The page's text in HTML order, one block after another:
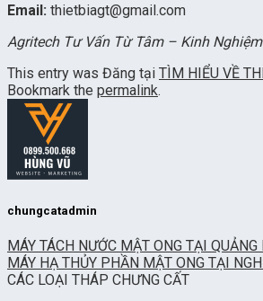
Email: thietbiagt@gmail.com
Agritech Tư Vấn Từ Tâm – Kinh
This entry was Đăng tại TÌM HIỂU VỀ
Bookmark the permalink.
chungcatadmin
MÁY TÁCH NƯỚC MẬT ONG TẠI
MÁY HẠ THỦY PHẦN MẬT ONG TẠI
CÁC LOẠI THÁP CHƯNG CẤT